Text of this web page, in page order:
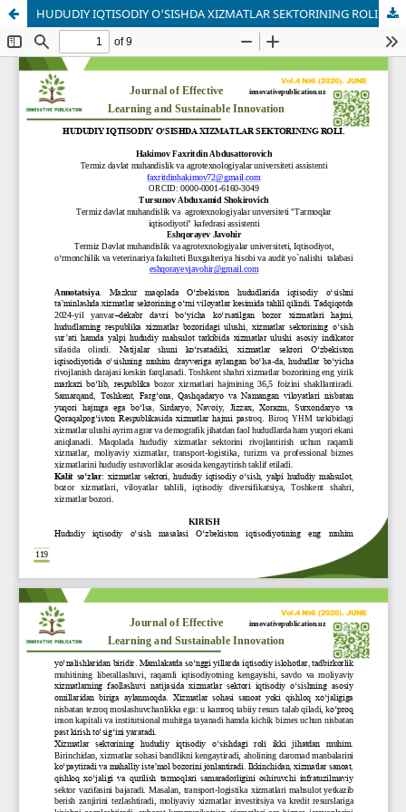
HUDUDIY IQTISODIY O‘SISHDA XIZMATLAR SEKTORINING ROLI.